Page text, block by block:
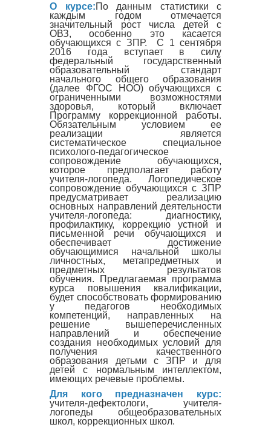
О курсе:По данным статистики с
каждым годом отмечается
значительный рост числа детей с
ОВЗ, особенно это касается
обучающихся с ЗПР. С 1 сентября
2016 года вступает в силу
федеральный государственный
образовательный стандарт
начального общего образования
(далее ФГОС НОО) обучающихся с
ограниченными возможностями
здоровья, который включает
Программу коррекционной работы.
Обязательным условием ее
реализации является
систематическое специальное
психолого-педагогическое
сопровождение обучающихся,
которое предполагает работу
учителя-логопеда. Логопедическое
сопровождение обучающихся с ЗПР
предусматривает реализацию
основных направлений деятельности
учителя-логопеда: диагностику,
профилактику, коррекцию устной и
письменной речи обучающихся и
обеспечивает достижение
обучающимися начальной школы
личностных, метапредметных и
предметных результатов
обучения. Предлагаемая программа
курса повышения квалификации,
будет способствовать формированию
у педагогов необходимых
компетенций, направленных на
решение вышеперечисленных
направлений и обеспечение
создания необходимых условий для
получения качественного
образования детьми с ЗПР и для
детей с нормальным интеллектом,
имеющих речевые проблемы.
Для кого предназначен курс:
учителя-дефектологи, учителя-
логопеды общеобразовательных
школ, коррекционных школ.